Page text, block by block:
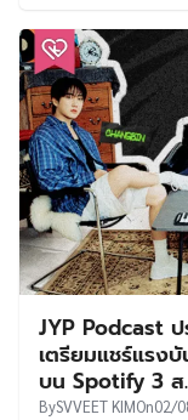
JYP Podcast ป
เตรียมแชร์แรงบั
บน Spotify 3 ส
BySVVEET KIMOn02/